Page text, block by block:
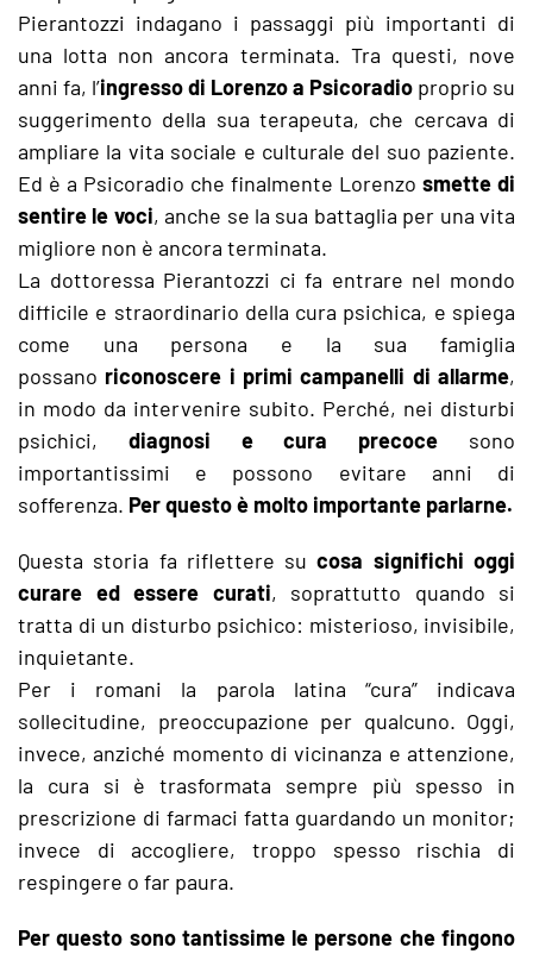
Pierantozzi indagano i passaggi più importanti di
una lotta non ancora terminata. Tra questi, nove
anni fa, l’ingresso di Lorenzo a Psicoradio proprio su
suggerimento della sua terapeuta, che cercava di
ampliare la vita sociale e culturale del suo paziente.
Ed è a Psicoradio che finalmente Lorenzo smette di
sentire le voci, anche se la sua battaglia per una vita
migliore non è ancora terminata.
La dottoressa Pierantozzi ci fa entrare nel mondo
difficile e straordinario della cura psichica, e spiega
come una persona e la sua famiglia
possano riconoscere i primi campanelli di allarme,
in modo da intervenire subito. Perché, nei disturbi
psichici, diagnosi e cura precoce sono
importantissimi e possono evitare anni di
sofferenza. Per questo è molto importante parlarne.
Questa storia fa riflettere sucosa significhi oggi
curare ed essere curati, soprattutto quando si
tratta di un disturbo psichico: misterioso, invisibile,
inquietante.
Per i romani la parola latina “cura” indicava
sollecitudine, preoccupazione per qualcuno. Oggi,
invece, anziché momento di vicinanza e attenzione,
la cura si è trasformata sempre più spesso in
prescrizione di farmaci fatta guardando un monitor;
invece di accogliere, troppo spesso rischia di
respingere o far paura.
Per questo sono tantissime le persone che fingono